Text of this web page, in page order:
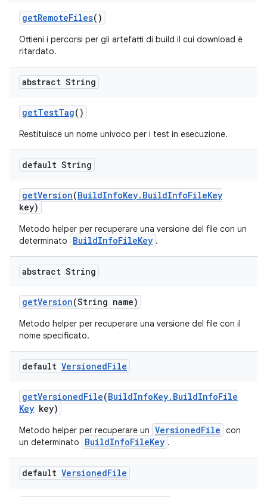
getRemoteFiles()
Ottieni i percorsi per gli artefatti di build il cui download è
ritardato.
abstract String
getTestTag()
Restituisce un nome univoco per i test in esecuzione.
default String
getVersion(BuildInfoKey. BuildInfoFileKey
key)
Metodo helper per recuperare una versione del file con un
determinato
BuildInfoFileKey .
abstract String
getVersion(String name)
Metodo helper per recuperare una versione del file con il
nome specificato.
default VersionedFile
getVersionedFile(BuildInfoKey. BuildInfoFile
Key key)
Metodo helper per recuperare un VersionedFile con
un determinato
BuildInfoFileKey .
default VersionedFile